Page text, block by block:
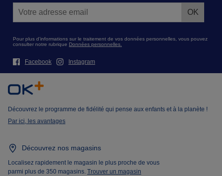
Pour plus d’informations sur le traitement de vos données personnelles, vous pouvez
consulter notre rubrique Données personnelles.
Facebook Instagram
Découvrez le programme de fidélité qui pense aux enfants et à la planète !
Par ici, les avantages
Découvrez nos magasins
Localisez rapidement le magasin le plus proche de vous
parmi plus de 350 magasins. Trouver un magasin